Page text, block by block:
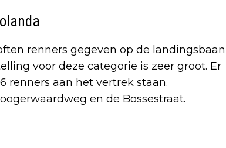
renners gegeven op de landingsbaan
voor deze categorie is zeer groot. Er
renners aan het vertrek staan.
en de Bossestraat.